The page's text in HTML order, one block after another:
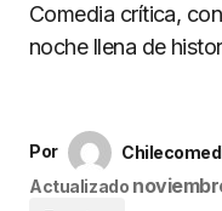
Comedia crítica,
noche llena de
Por
Actualizado